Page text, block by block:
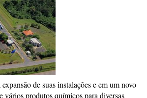
de suas instalações e em um novo
vários produtos químicos para diversas